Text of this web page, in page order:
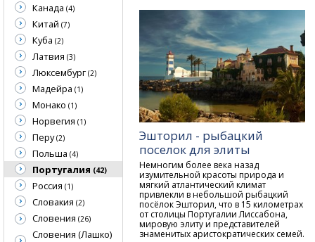
Эшторил - рыбацкий
поселок для элиты
Немногим более века назад
изумительной красоты природа и
мягкий атлантический климат
привлекли в небольшой рыбацкий
посёлок Эшторил, что в 15 километрах
от столицы Португалии Лиссабона,
мировую элиту и представителей
знаменитых аристократических семей.
Канада (4)
Китай (7)
Куба (2)
Латвия (3)
Люксембург(2)
Мадейра (1)
Монако (1)
Норвегия (1)
Перу(2)
Польша (4)
Португалия (42)
Россия (1)
Словакия (2)
Словения (26)
Словения (Лашко)